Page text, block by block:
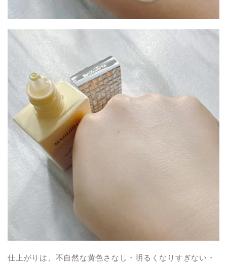
仕上がりは、不自然な黄色さなし・明るくなりすぎない・